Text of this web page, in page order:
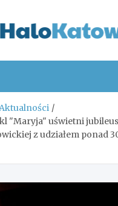
"Maryja" uświetni
z udziałem ponad